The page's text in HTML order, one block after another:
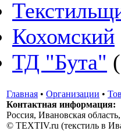
Кохомский
ТД "Бута"
Главная • Организации •
Контактная информация:
Россия, Ивановская
© TEXTIV.ru (текстиль в